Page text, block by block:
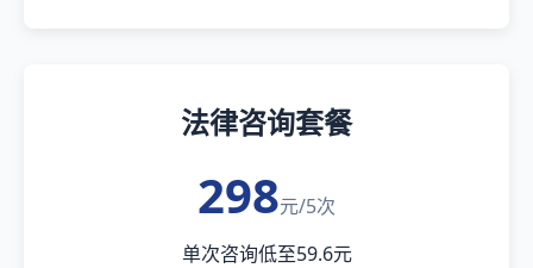
法律咨询套餐
298元/5次
单次咨询低至59.6元